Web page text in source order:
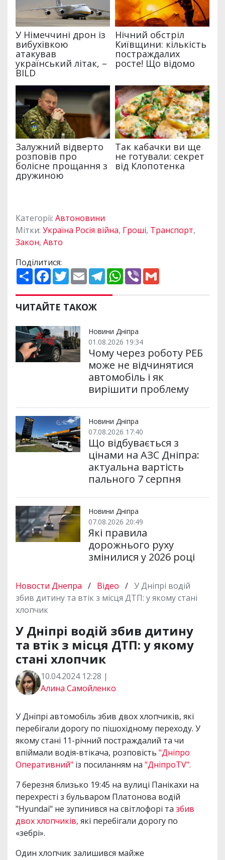
Категорії: Автоновини
Мітки: Україна Росія війна, Гроші, Транспорт,
Закон, Авто
Поділитися:
П
о
и
р
и
и
F
a
e
b
o
k
T
w
t
t
e
E
m
i
l
T
e
e
m
W
h
p
V
ЧИТАЙТЕ ТАКОЖ
Новини Дніпра
01.08.2026 19:34
Чому через роботу РЕБ
може не відчинятися
автомобіль і як
вирішити проблему
Новини Дніпра
07.08.2026 17:40
Що відбувається з
цінами на АЗС Дніпра:
актуальна вартість
пального 7 серпня
Новини Дніпра
07.08.2026 20:49
Які правила
дорожнього руху
змінилися у 2026 році
Новости Днепра / Відео / У Дніпрі водій
збив дитину та втік з місця ДТП: у якому стані
хлопчик
У Дніпрі водій збив дитину
та втік з місця ДТП: у якому
стані хлопчик
10.04.2024 12:28 |
Алина Самойленко
У Дніпрі автомобіль збив двох хлопчиків, які
перебігали дорогу по пішохідному переходу. У
якому стані 11-річний постраждалий та чи
впіймали водія-втікача, розповість "Дніпро
Оперативний" із посиланням на "ДніпроTV".
7 березня близько 19:45 на вулиці Панікахи на
перехресті з бульваром Платонова водій
"Hyundai" не зупинився на світлофорі та збив
двох хлопчиків, які перебігали дорогу по
«зебрі».
Один хлопчик залишився майже